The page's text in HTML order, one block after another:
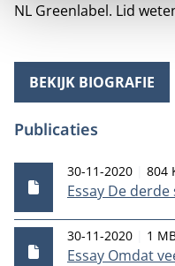
NL Greenlabel. Lid
BEKIJK BIOGRAFIE
Publicaties
Essay De
Publicatiedatum
30-11-2020 804
Essay Omdat
Publicatiedatum
30-11-2020 1